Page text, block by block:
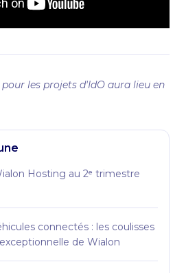
les projets d'IdO aura lieu en
Hosting au 2ᵉ trimestre
connectés : les coulisses
de Wialon